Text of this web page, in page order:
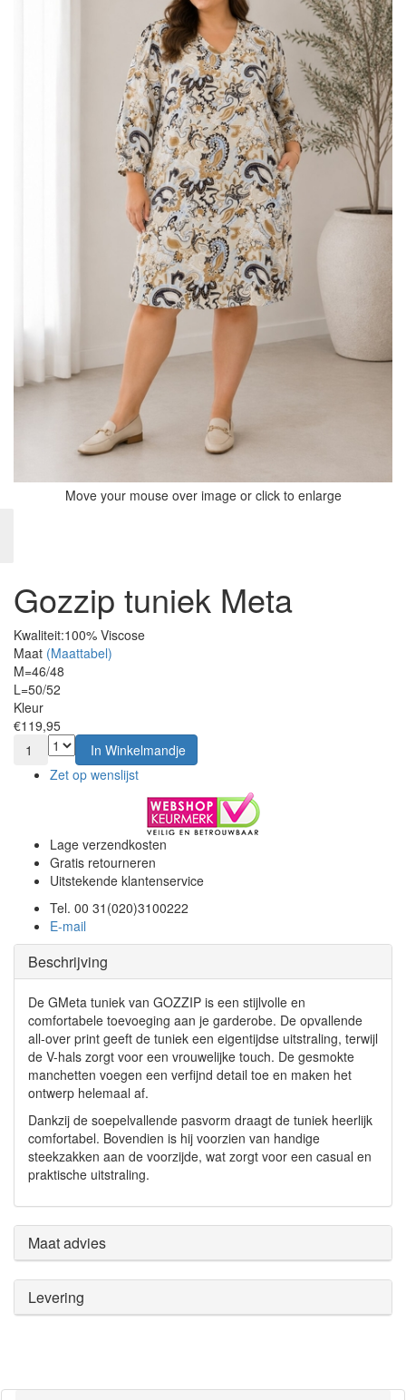
Move your mouse over image or click to enlarge
Gozzip tuniek Meta
Kwaliteit:100% Viscose
Maat (Maattabel)
M=46/48
L=50/52
Kleur
€119,95
1
In Winkelmandje
Zet op wenslijst
Lage verzendkosten
Gratis retourneren
Uitstekende klantenservice
Tel. 00 31(020)3100222
E-mail
Beschrijving
De GMeta tuniek van GOZZIP is een stijlvolle en
comfortabele toevoeging aan je garderobe. De opvallende
all-over print geeft de tuniek een eigentijdse uitstraling, terwijl
de V-hals zorgt voor een vrouwelijke touch. De gesmokte
manchetten voegen een verfijnd detail toe en maken het
ontwerp helemaal af.
Dankzij de soepelvallende pasvorm draagt de tuniek heerlijk
comfortabel. Bovendien is hij voorzien van handige
steekzakken aan de voorzijde, wat zorgt voor een casual en
praktische uitstraling.
Maat advies
Levering